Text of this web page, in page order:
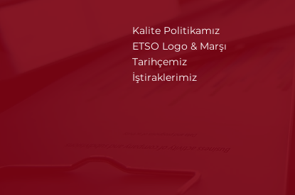
Kalite Politikamız
ETSO Logo & Marşı
Tarihçemiz
İştiraklerimiz